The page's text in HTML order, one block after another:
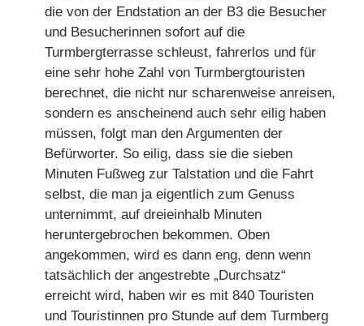
die von der Endstation an der B3 die Besucher
und Besucherinnen sofort auf die
Turmbergterrasse schleust, fahrerlos und für
eine sehr hohe Zahl von Turmbergtouristen
berechnet, die nicht nur scharenweise anreisen,
sondern es anscheinend auch sehr eilig haben
müssen, folgt man den Argumenten der
Befürworter. So eilig, dass sie die sieben
Minuten Fußweg zur Talstation und die Fahrt
selbst, die man ja eigentlich zum Genuss
unternimmt, auf dreieinhalb Minuten
heruntergebrochen bekommen. Oben
angekommen, wird es dann eng, denn wenn
tatsächlich der angestrebte „Durchsatz“
erreicht wird, haben wir es mit 840 Touristen
und Touristinnen pro Stunde auf dem Turmberg